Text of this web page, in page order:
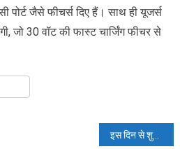
पोर्ट जैसे फीचर्स दिए हैं। साथ ही यूजर्स
जो 30 वॉट की फास्ट चार्जिंग फीचर से
इस दिन से शुरू हो सकती हैं RRB NTPC की परीक्षा